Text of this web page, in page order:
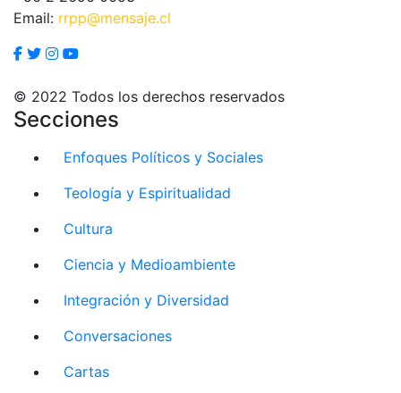
Email: rrpp@mensaje.cl
© 2022 Todos los derechos reservados
Secciones
Enfoques Políticos y Sociales
Teología y Espiritualidad
Cultura
Ciencia y Medioambiente
Integración y Diversidad
Conversaciones
Cartas